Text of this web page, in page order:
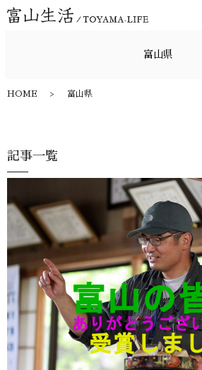
富山県
HOME 富山県
記事一覧